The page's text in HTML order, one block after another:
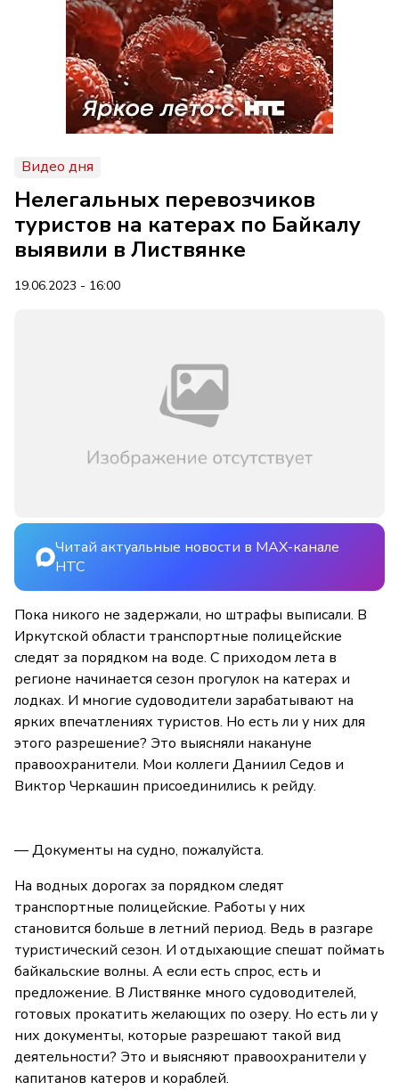
Видео дня
Нелегальных перевозчиков
туристов на катерах по Байкалу
выявили в Листвянке
19.06.2023 - 16:00
Читай актуальные новости в MAX-канале
НТС
Пока никого не задержали, но штрафы выписали. В
Иркутской области транспортные полицейские
следят за порядком на воде. С приходом лета в
регионе начинается сезон прогулок на катерах и
лодках. И многие судоводители зарабатывают на
ярких впечатлениях туристов. Но есть ли у них для
этого разрешение? Это выясняли накануне
правоохранители. Мои коллеги Даниил Седов и
Виктор Черкашин присоединились к рейду.
— Документы на судно, пожалуйста.
На водных дорогах за порядком следят
транспортные полицейские. Работы у них
становится больше в летний период. Ведь в разгаре
туристический сезон. И отдыхающие спешат поймать
байкальские волны. А если есть спрос, есть и
предложение. В Листвянке много судоводителей,
готовых прокатить желающих по озеру. Но есть ли у
них документы, которые разрешают такой вид
деятельности? Это и выясняют правоохранители у
капитанов катеров и кораблей.